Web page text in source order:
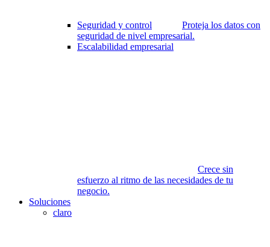
Seguridad y control
Proteja los datos con
seguridad de nivel empresarial.
Escalabilidad empresarial
Crece sin
esfuerzo al ritmo de las necesidades de tu
negocio.
Soluciones
claro